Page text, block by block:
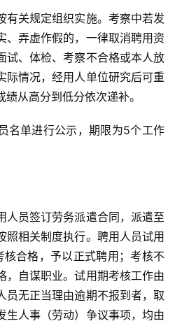
有关规定组织实施。考察中若发
、弄虚作假的，一律取消聘用资
试、体检、考察不合格或本人放
际情况，经用人单位研究后可重
从高分到低分依次递补。
名单进行公示，期限为5个工作
人员签订劳务派遣合同，派遣至
照相关制度执行。聘用人员试用
合格，予以正式聘用；考核不
，自谋职业。试用期考核工作由
员无正当理由逾期不报到者，取
生人事（劳动）争议事项，均由